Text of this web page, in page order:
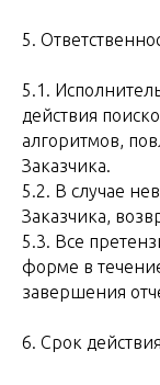
5.
5.1.
действия
алгоритмов,
Заказчика.
5.2. В случае
Заказчика,
5.3. Все
форме в
завершения
6. Срок